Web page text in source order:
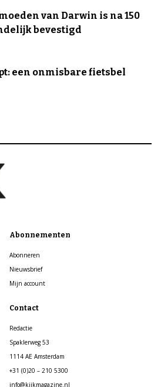
van Darwin is na 150
bevestigd
een onmisbare fietsbel
Abonnementen
Abonneren
Nieuwsbrief
Mijn account
Contact
Redactie
Spaklerweg 53
1114 AE Amsterdam
+31 (0)20 – 210 5300
info@kijkmagazine.nl